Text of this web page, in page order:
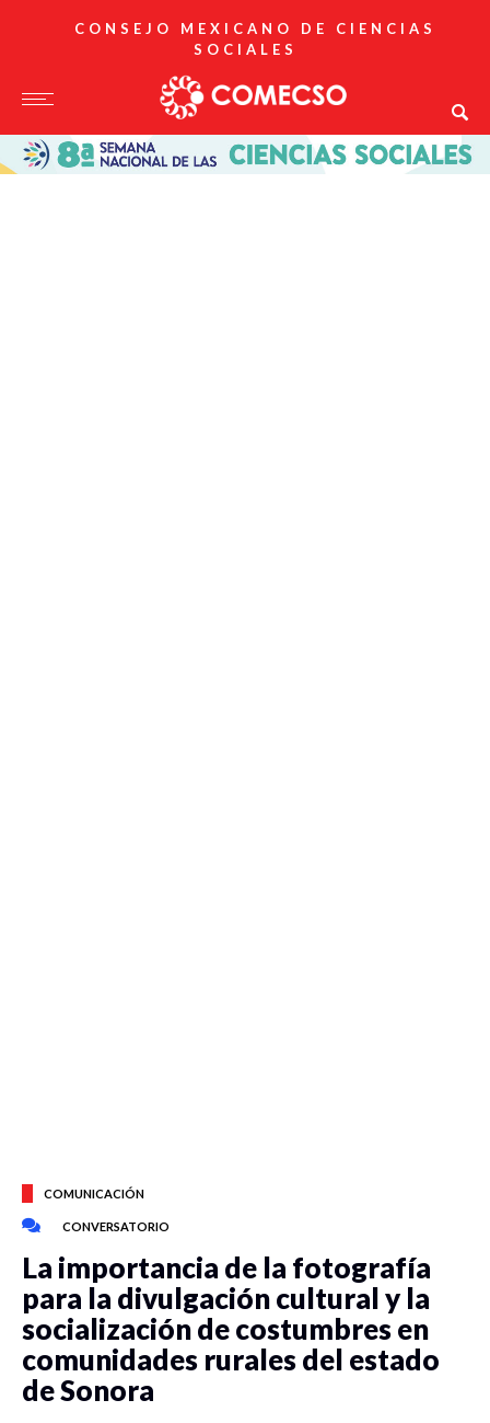
CONSEJO MEXICANO DE CIENCIAS
SOCIALES
COMUNICACIÓN
CONVERSATORIO
La importancia de la fotografía
para la divulgación cultural y la
socialización de costumbres en
comunidades rurales del estado
de Sonora